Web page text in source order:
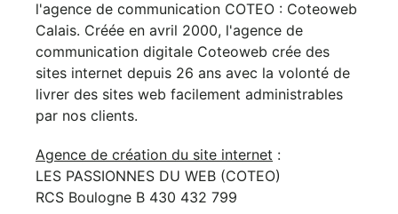
l'agence de communication COTEO : Coteoweb
Calais. Créée en avril 2000, l'agence de
communication digitale Coteoweb crée des
sites internet depuis 26 ans avec la volonté de
livrer des sites web facilement administrables
par nos clients.
Agence de création du site internet :
LES PASSIONNES DU WEB (COTEO)
RCS Boulogne B 430 432 799